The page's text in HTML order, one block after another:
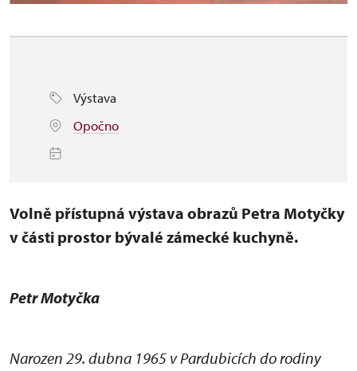
Výstava
Opočno
Volně přístupná výstava obrazů Petra Motyčky
v části prostor bývalé zámecké kuchyně.
Petr Motyčka
Narozen 29. dubna 1965 v Pardubicích do rodiny